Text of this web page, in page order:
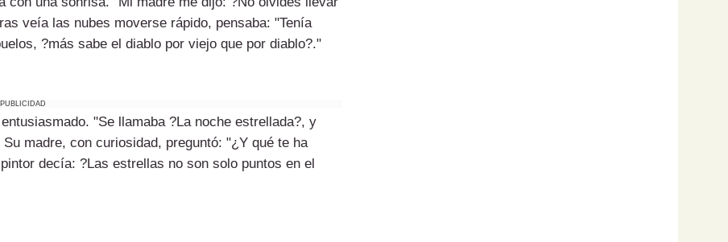
veía las nubes moverse rápido, pensaba: "Tenía
?más sabe el diablo por viejo que por diablo?."
PUBLICIDAD
"Se llamaba ?La noche estrellada?, y
madre, con curiosidad, preguntó: "¿Y qué te ha
decía: ?Las estrellas no son solo puntos en el